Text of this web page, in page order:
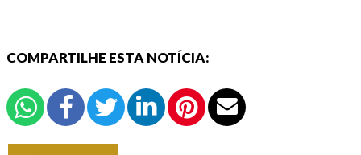
COMPARTILHE ESTA NOTÍCIA: